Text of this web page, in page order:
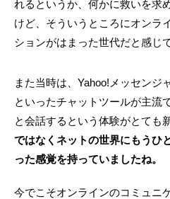
れるというか、何かに救いを求
けど、そういうところにオンラ
ションがはまった世代だと感じ
また当時は、Yahoo!メッセンジ
といったチャットツールが主流
と会話するという体験がとても
ではなくネットの世界にもうひ
った感覚を持っていましたね。
今でこそオンラインのコミュニ